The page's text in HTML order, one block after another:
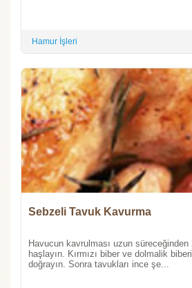
Hamur İşleri
Sebzeli Tavuk Kavurma
Havucun kavrulması uzun
haşlayın. Kırmızı biber ve dolmalik
doğrayın. Sonra tavukları ince şe...